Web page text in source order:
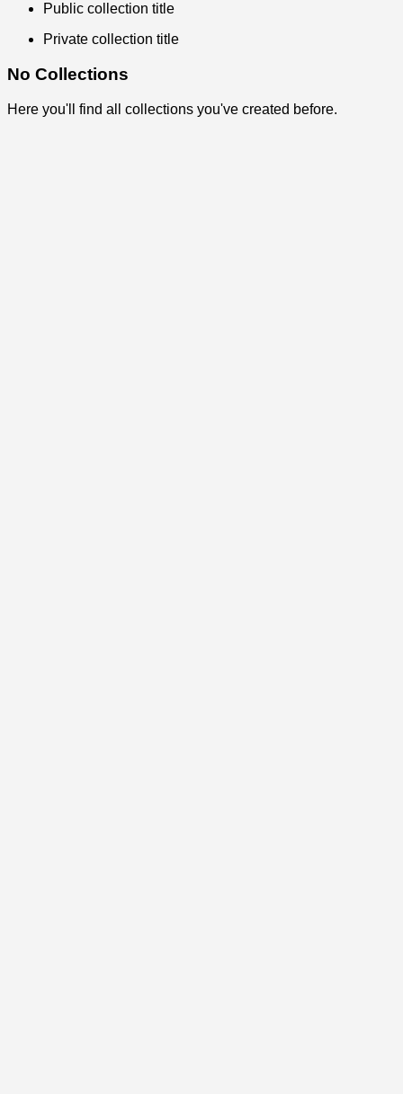
Public collection title
Private collection title
No Collections
Here you'll find all collections you've created before.